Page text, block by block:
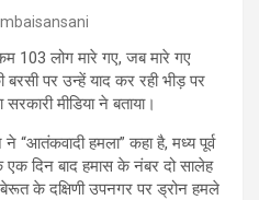
103 लोग मारे गए, जब मारे गए
पर उन्हें याद कर रही भीड़ पर
मीडिया ने बताया।
“आतंकवादी हमला” कहा है, मध्य पूर्व
दिन बाद हमास के नंबर दो सालेह
के दक्षिणी उपनगर पर ड्रोन हमले